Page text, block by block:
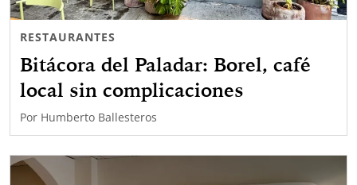
RESTAURANTES
Bitácora del Paladar: Borel, café
local sin complicaciones
Por Humberto Ballesteros